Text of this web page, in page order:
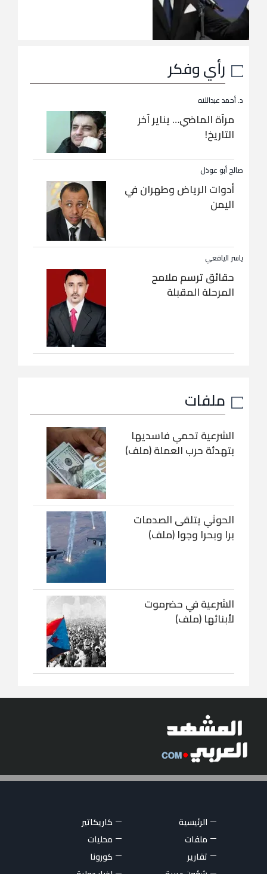
رأي وفكر
د. أحمد عبداللاه
مرآة الماضي… يناير آخر
التاريخ!
صالح أبو عوذل
أدوات الرياض وطهران في
اليمن
ياسر اليافعي
حقائق ترسم ملامح
المرحلة المقبلة
ملفات
الشرعية تحمي فاسديها
بتهدئة حرب العملة (ملف)
الحوثي يتلقى الصدمات
برا وبحرا وجوا (ملف)
الشرعية في حضرموت
لأبنائها (ملف)
الرئيسية
كاريكاتير
ملفات
محليات
تقارير
كورونا